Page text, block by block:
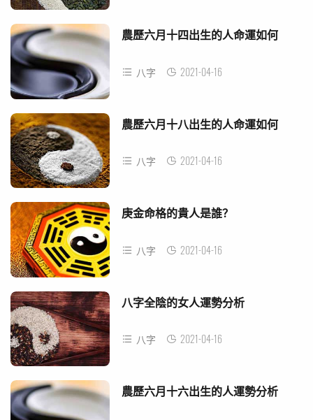
農歷六月十四出生的人命運如何
八字 2021-04-16
農歷六月十八出生的人命運如何
八字 2021-04-16
庚金命格的貴人是誰？
八字 2021-04-16
八字全陰的女人運勢分析
八字 2021-04-16
農歷六月十六出生的人運勢分析